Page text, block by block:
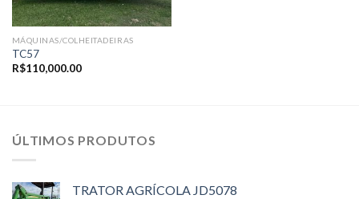
MÁQUINAS/COLHEITADEIRAS
TC57
R$110,000.00
ÚLTIMOS PRODUTOS
TRATOR AGRÍCOLA JD5078